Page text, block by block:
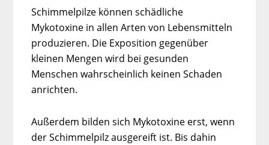
Schimmelpilze können schädliche
Mykotoxine in allen Arten von Lebensmitteln
produzieren. Die Exposition gegenüber
kleinen Mengen wird bei gesunden
Menschen wahrscheinlich keinen Schaden
anrichten.
Außerdem bilden sich Mykotoxine erst, wenn
der Schimmelpilz ausgereift ist. Bis dahin